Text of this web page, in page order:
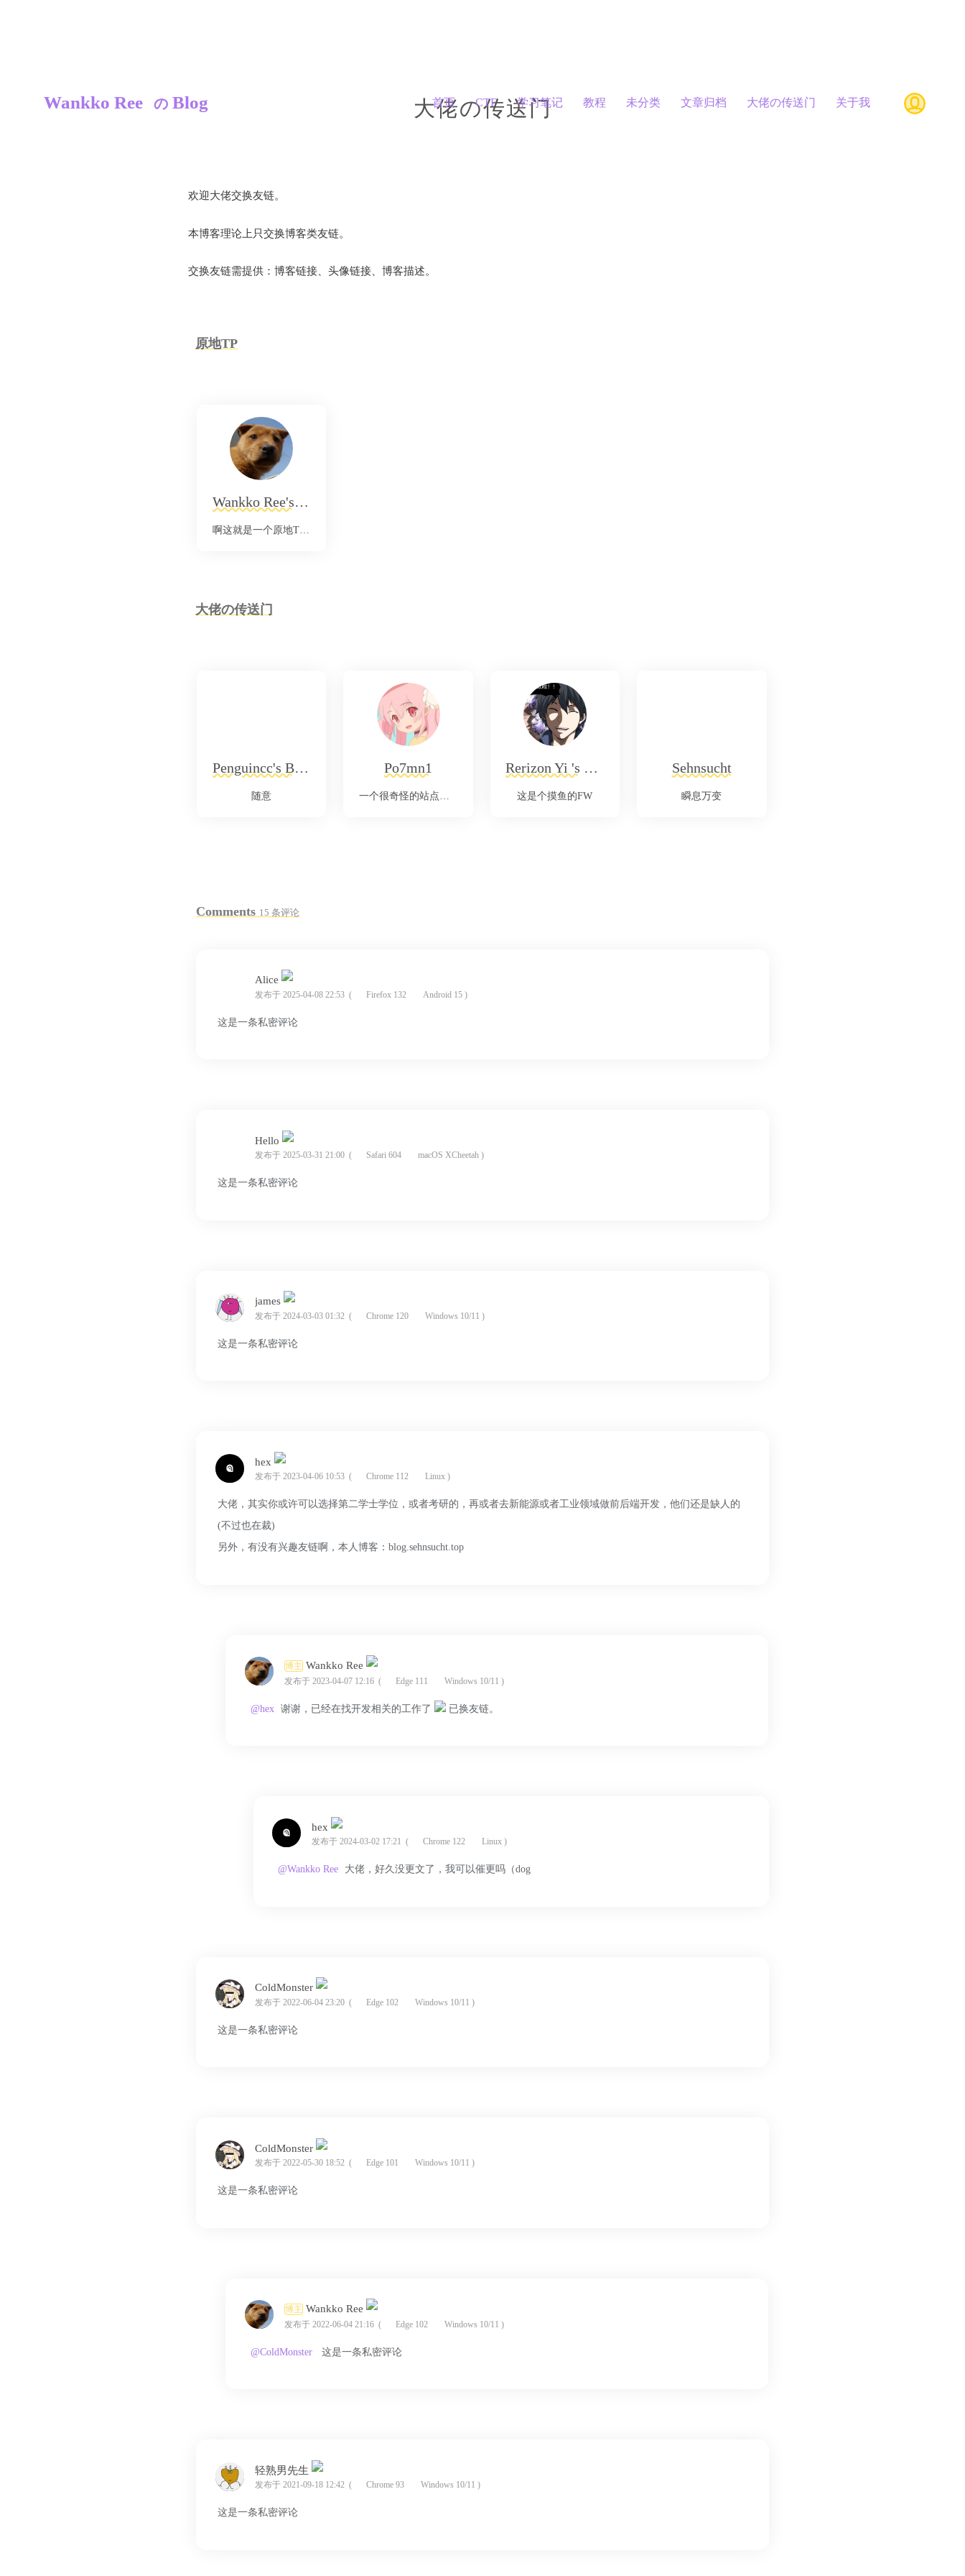
Wankko Ree の Blog 首页 CTF 学习笔记 教程 未分类 文章归档 大佬の传送门 关于我
大佬の传送门
欢迎大佬交换友链。
本博客理论上只交换博客类友链。
交换友链需提供：博客链接、头像链接、博客描述。
原地TP
Wankko Ree's Blog
啊这就是一个原地TP。
大佬の传送门
Penguincc's Blog
随意
Po7mn1
一个很奇怪的站点。为什么说它很奇怪呢？因为它就是很奇怪。。。
Rerizon Yi 's Blog
这是个摸鱼的FW
Sehnsucht
瞬息万变
Comments 15 条评论
Alice
发布于 2025-04-08 22:53 ( Firefox 132 Android 15 )
这是一条私密评论
Hello
发布于 2025-03-31 21:00 ( Safari 604 macOS XCheetah )
这是一条私密评论
james
发布于 2024-03-03 01:32 ( Chrome 120 Windows 10/11 )
这是一条私密评论
hex
发布于 2023-04-06 10:53 ( Chrome 112 Linux )
大佬，其实你或许可以选择第二学士学位，或者考研的，再或者去新能源或者工业领域做前后端开发，他们还是缺人的
(不过也在裁)
另外，有没有兴趣友链啊，本人博客：blog.sehnsucht.top
博主Wankko Ree
发布于 2023-04-07 12:16 ( Edge 111 Windows 10/11 )
@hex 谢谢，已经在找开发相关的工作了 已换友链。
hex
发布于 2024-03-02 17:21 ( Chrome 122 Linux )
@Wankko Ree 大佬，好久没更文了，我可以催更吗（dog
ColdMonster
发布于 2022-06-04 23:20 ( Edge 102 Windows 10/11 )
这是一条私密评论
ColdMonster
发布于 2022-05-30 18:52 ( Edge 101 Windows 10/11 )
这是一条私密评论
博主Wankko Ree
发布于 2022-06-04 21:16 ( Edge 102 Windows 10/11 )
@ColdMonster 这是一条私密评论
轻熟男先生
发布于 2021-09-18 12:42 ( Chrome 93 Windows 10/11 )
这是一条私密评论